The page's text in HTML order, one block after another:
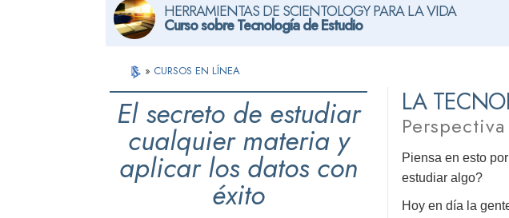
HERRAMIENTAS DE SCIENTOLOGY PARA LA VIDA
Curso sobre Tecnología de Estudio
» CURSOS EN LÍNEA
LA
Piensa en esto
estudiar algo?
Hoy en día la
El secreto de estudiar
cualquier materia y
aplicar los datos con
éxito